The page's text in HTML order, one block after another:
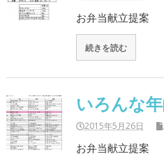
お弁当献立提案
続きを読む
いろんな
2015年5月26日
お弁当献立提案